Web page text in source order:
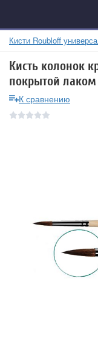
Кисти Roubloff
Кисть колонок
покрытой лаком
К сравнению